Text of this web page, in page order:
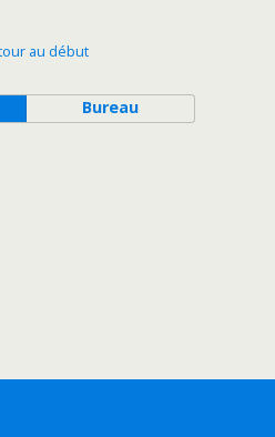
au début
Bureau